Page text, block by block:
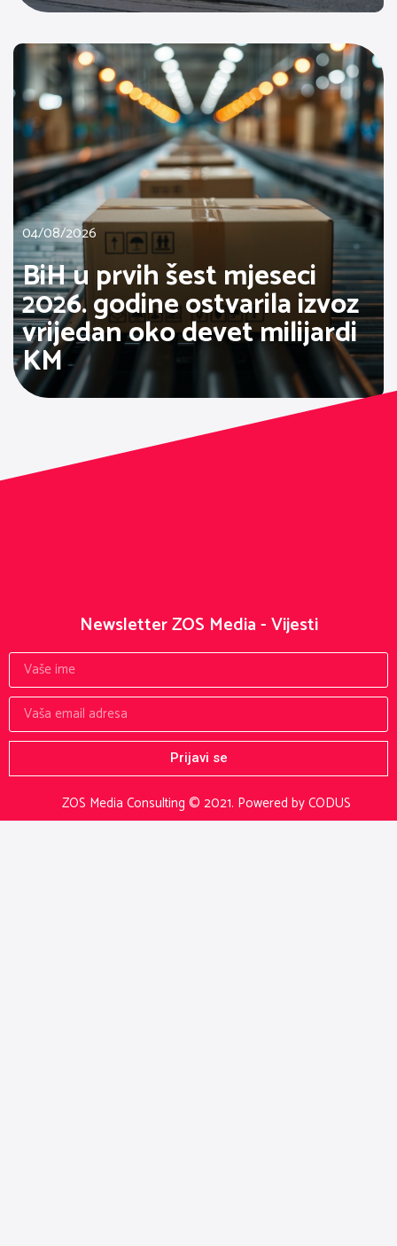
04/08/2026
BiH u prvih šest mjeseci
2026. godine ostvarila izvoz
vrijedan oko devet milijardi
KM
ZOS Media Consulting © 2021. Powered by CODUS
Newsletter ZOS Media - Vijesti
Prijavi se